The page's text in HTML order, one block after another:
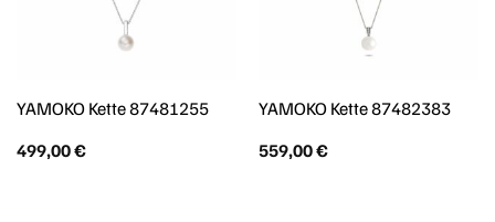
YAMOKO Kette 87481255
499,00€
YAMOKO Kette 87482383
559,00€